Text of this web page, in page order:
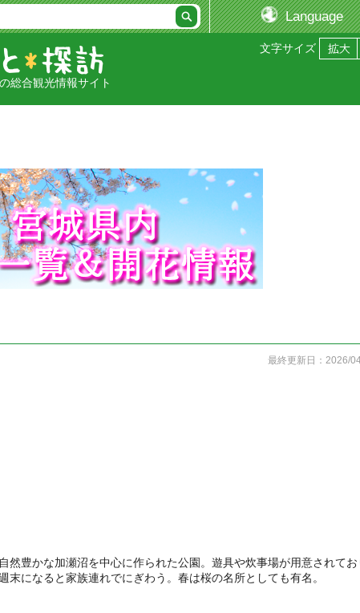
Language
文字サイズ
総合観光情報サイト
最終更新日：2026/
自然豊かな加瀬沼を中心に作られた公園。遊具や炊事場が用意されてお
末になると家族連れでにぎわう。春は桜の名所としても有名。